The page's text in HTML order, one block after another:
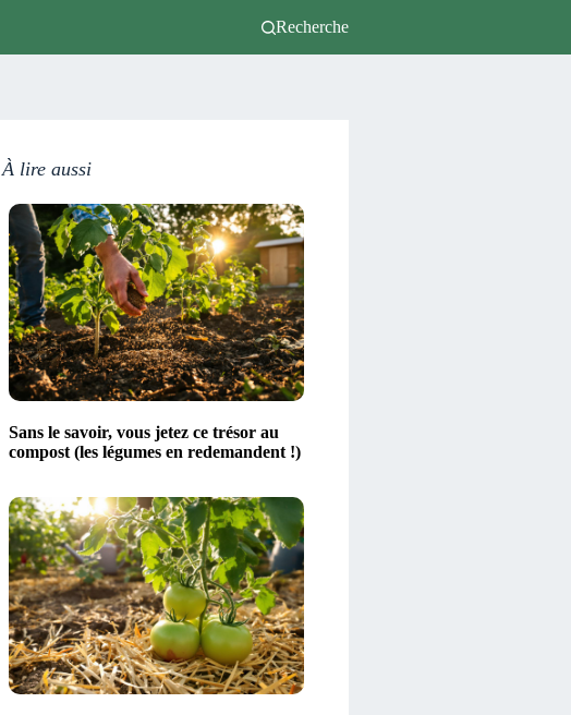
Recherche
À lire aussi
Sans le savoir, vous jetez ce trésor au
compost (les légumes en redemandent !)